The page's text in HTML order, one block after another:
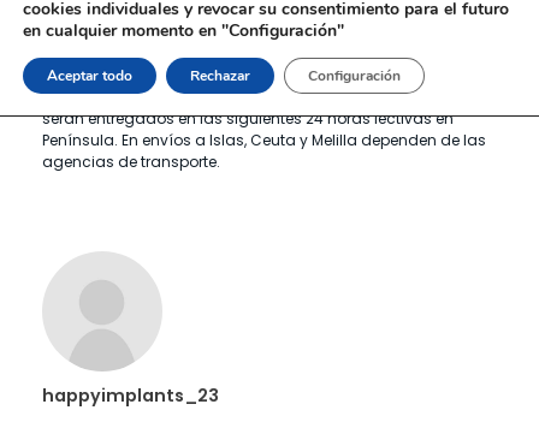
¿Cuanto tardan en llegar mis
pedidos?
Todos los pedidos que sean confirmados antes de las 14:00
serán entregados en las siguientes 24 horas lectivas en
Península. En envíos a Islas, Ceuta y Melilla dependen de las
agencias de transporte.
happyimplants_23
cookies individuales y revocar su consentimiento para el futuro
en cualquier momento en "Configuración"
Aceptar todo Rechazar Configuración